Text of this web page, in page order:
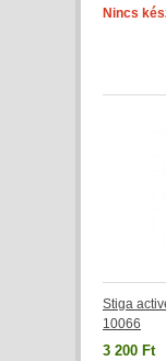
Nincs
Stiga
10066
3 200 Ft